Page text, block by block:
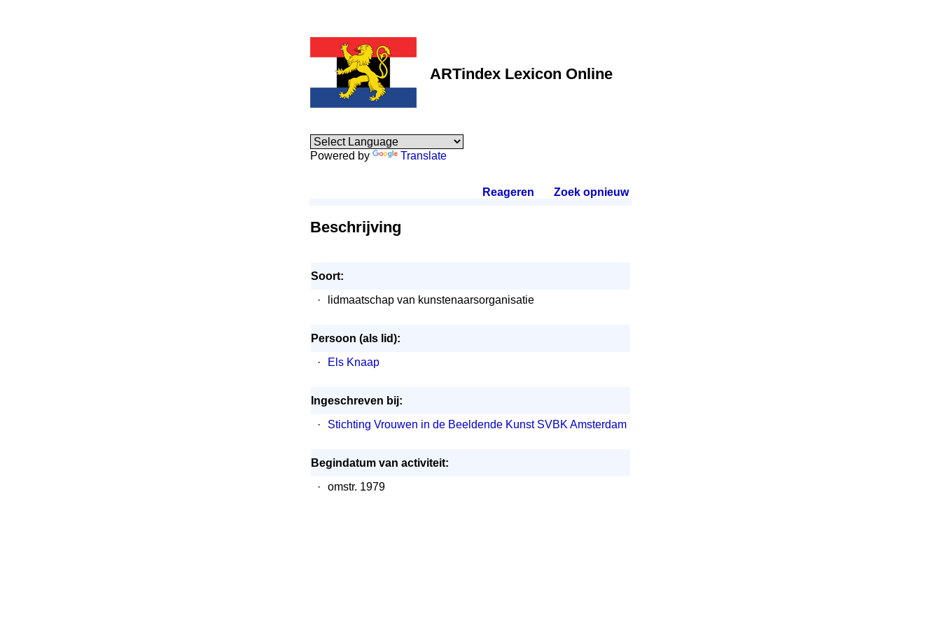
ARTindex Lexicon Online
Powered by Translate
Reageren Zoek opnieuw.
Beschrijving
Soort:
·
lidmaatschap van kunstenaarsorganisatie
Persoon (als lid):
·
Els Knaap
Ingeschreven bij:
·
Stichting Vrouwen in de Beeldende Kunst SVBK Amsterdam
Begindatum van activiteit:
·
omstr. 1979